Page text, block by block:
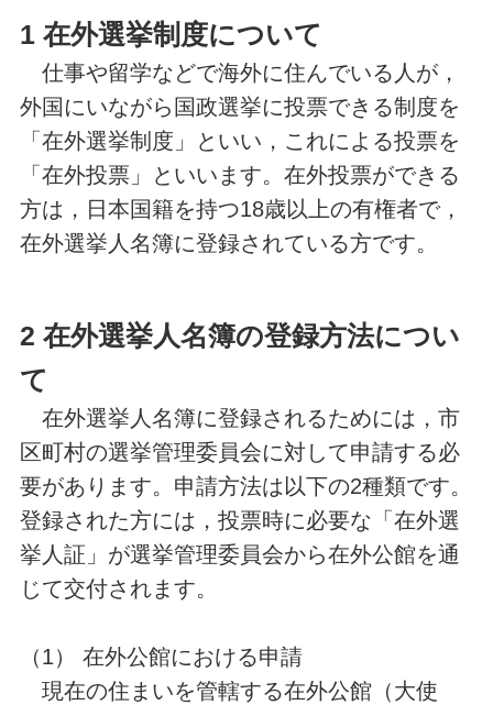
1 在外選挙制度について
仕事や留学などで海外に住んでいる人が，
外国にいながら国政選挙に投票できる制度を
「在外選挙制度」といい，これによる投票を
「在外投票」といいます。在外投票ができる
方は，日本国籍を持つ18歳以上の有権者で，
在外選挙人名簿に登録されている方です。
2 在外選挙人名簿の登録方法につい
て
在外選挙人名簿に登録されるためには，市
区町村の選挙管理委員会に対して申請する必
要があります。申請方法は以下の2種類です。
登録された方には，投票時に必要な「在外選
挙人証」が選挙管理委員会から在外公館を通
じて交付されます。
（1） 在外公館における申請
現在の住まいを管轄する在外公館（大使